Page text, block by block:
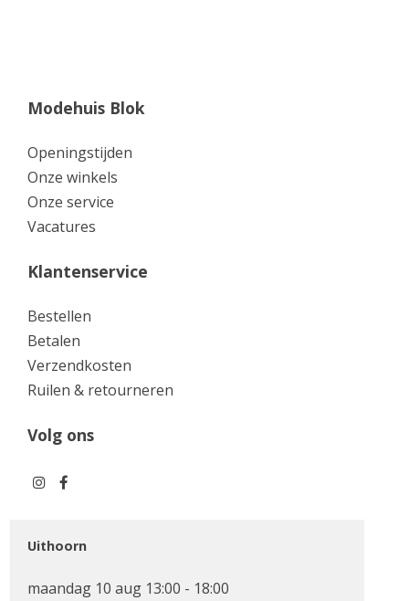
Modehuis Blok
Openingstijden
Onze winkels
Onze service
Vacatures
Klantenservice
Bestellen
Betalen
Verzendkosten
Ruilen & retourneren
Volg ons
Uithoorn
maandag 10 aug 13:00 - 18:00